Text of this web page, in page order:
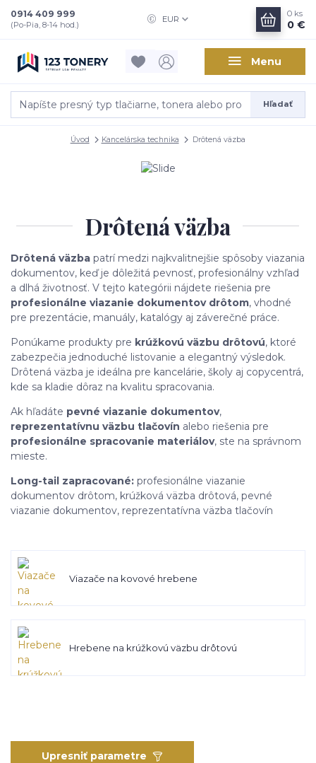
Menu
EUR
Hľadať
0914 409 999
(Po-Pia, 8-14 hod.)
0 ks
0 €
Úvod Kancelárska technika Drôtená väzba
Drôtená väzba
Drôtená väzba patrí medzi najkvalitnejšie spôsoby viazania
dokumentov, keď je dôležitá pevnosť, profesionálny vzhľad
a dlhá životnosť. V tejto kategórii nájdete riešenia pre
profesionálne viazanie dokumentov drôtom, vhodné
pre prezentácie, manuály, katalógy aj záverečné práce.
Ponúkame produkty pre krúžkovú väzbu drôtovú, ktoré
zabezpečia jednoduché listovanie a elegantný výsledok.
Drôtená väzba je ideálna pre kancelárie, školy aj copycentrá,
kde sa kladie dôraz na kvalitu spracovania.
Ak hľadáte pevné viazanie dokumentov,
reprezentatívnu väzbu tlačovín alebo riešenia pre
profesionálne spracovanie materiálov, ste na správnom
mieste.
Long-tail zapracované: profesionálne viazanie
dokumentov drôtom, krúžková väzba drôtová, pevné
viazanie dokumentov, reprezentatívna väzba tlačovín
Viazače na kovové hrebene
Hrebene na krúžkovú väzbu drôtovú
Upresniť parametre